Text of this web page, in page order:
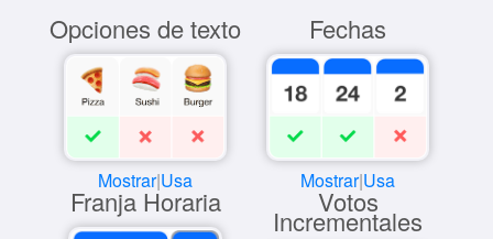
Opciones de texto
Mostrar|Usa
Fechas
Mostrar|Usa
Franja Horaria Votos
Incrementales